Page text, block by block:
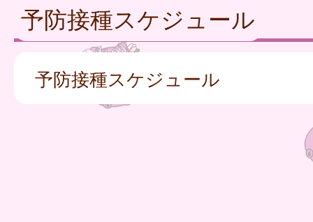
予防接種スケジュール
予防接種スケジュール